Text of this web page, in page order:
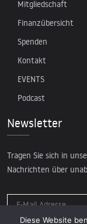
Mitgliedschaft
Finanzübersicht
Spenden
Kontakt
EVENTS
Podcast
Newsletter
Tragen Sie sich in
Nachrichten über
Diese Website